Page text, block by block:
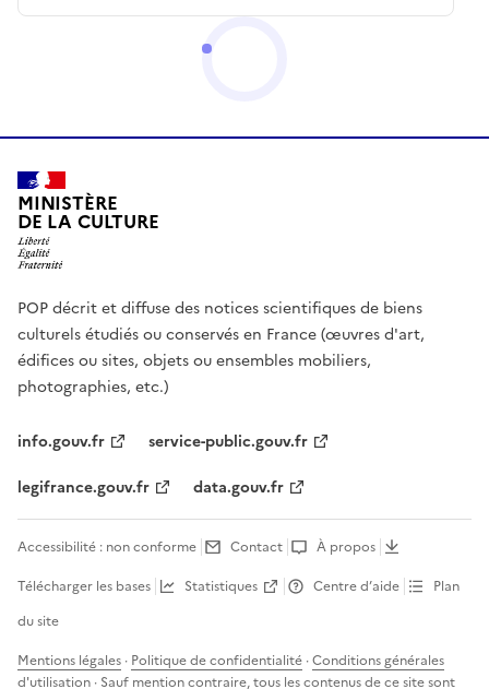
MINISTÈRE
DE LA CULTURE
POP décrit et diffuse des notices scientifiques de biens
culturels étudiés ou conservés en France (œuvres d'art,
édifices ou sites, objets ou ensembles mobiliers,
photographies, etc.)
info.gouv.fr
service-public.gouv.fr
legifrance.gouv.fr
data.gouv.fr
Accessibilité : non conforme Contact
À propos
Télécharger les bases
Statistiques Centre d’aide
Plan
du site
Mentions légales · Politique de confidentialité ·Conditions générales
d'utilisation · Sauf mention contraire, tous les contenus de ce site sont